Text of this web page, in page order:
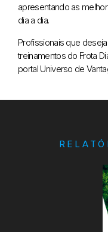
apresentando as
dia a dia.
Profissionais que
treinamentos do Frota
portal Universo de